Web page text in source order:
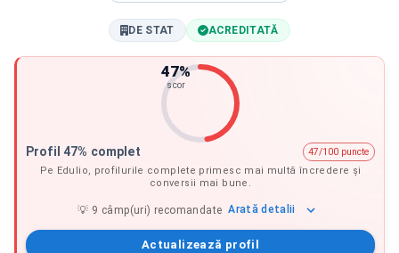
DE STAT ACREDITATĂ
47%
scor
Profil 47% complet
47/100 puncte
Pe Edulio, profilurile complete primesc mai multă încredere și
conversii mai bune.
💡 9 câmp(uri) recomandate Arată detalii
Actualizează profil